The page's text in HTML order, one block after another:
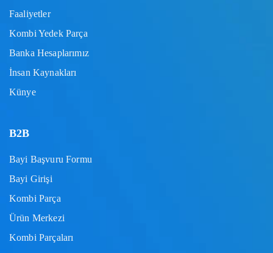
Faaliyetler
Kombi Yedek Parça
Banka Hesaplarımız
İnsan Kaynakları
Künye
B2B
Bayi Başvuru Formu
Bayi Girişi
Kombi Parça
Ürün Merkezi
Kombi Parçaları